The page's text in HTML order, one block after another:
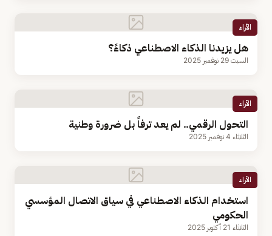
الأراء
هل يزيدنا الذكاء الاصطناعي ذكاءً؟
السبت 29 نوفمبر 2025
الأراء
التحول الرقمي.. لم يعد ترفاً بل ضرورة وطنية
الثلاثاء 4 نوفمبر 2025
الأراء
استخدام الذكاء الاصطناعي في سياق الاتصال المؤسسي
الحكومي
الثلاثاء 21 أكتوبر 2025